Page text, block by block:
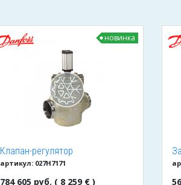
новинка
Клапан-регулятор
универсальный ICM 150
(027H7171)
артикул: 027H7171
784 605 руб. ( 8 259 € )